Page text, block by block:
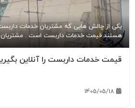
یکی از چالش هایی که مشتریان خدمات
هستند قیمت خدمات داربست است .
قیمت خدمات داربست را آنلاین
1405/05/18